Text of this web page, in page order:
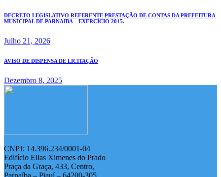
DECRETO LEGISLATIVO REFERENTE PRESTAÇÃO DE CONTAS DA PREFEITURA
MUNICIPAL DE PARNAIBA – EXERCÍCIO 2015.
Julho 21, 2026
AVISO DE DISPENSA DE LICITAÇÃO
Dezembro 8, 2025
CNPJ: 14.396.234/0001-04
Edifício Elias Ximenes do Prado
Praça da Graça, 433, Centro,
Parnaíba – Piauí – 64200-305